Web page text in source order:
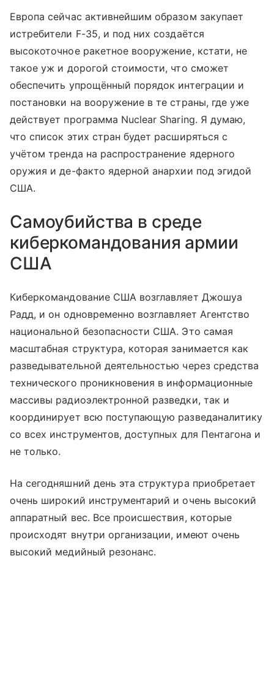
Европа сейчас активнейшим образом закупает
истребители F-35, и под них создаётся
высокоточное ракетное вооружение, кстати, не
такое уж и дорогой стоимости, что сможет
обеспечить упрощённый порядок интеграции и
постановки на вооружение в те страны, где уже
действует программа Nuclear Sharing. Я думаю,
что список этих стран будет расширяться с
учётом тренда на распространение ядерного
оружия и де-факто ядерной анархии под эгидой
США.
Самоубийства в среде
киберкомандования армии
США
Киберкомандование США возглавляет Джошуа
Радд, и он одновременно возглавляет Агентство
национальной безопасности США. Это самая
масштабная структура, которая занимается как
разведывательной деятельностью через средства
технического проникновения в информационные
массивы радиоэлектронной разведки, так и
координирует всю поступающую разведаналитику
со всех инструментов, доступных для Пентагона и
не только.
На сегодняшний день эта структура приобретает
очень широкий инструментарий и очень высокий
аппаратный вес. Все происшествия, которые
происходят внутри организации, имеют очень
высокий медийный резонанс.